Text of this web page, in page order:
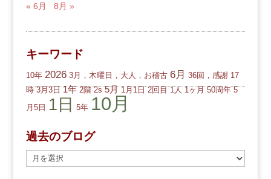
« 6月 8月 »
キーワード
10年 2026 3月，木曜日，大人，お稽古 6月 36回，感謝 17
時 3月3日 1年 2階 2s 5月 1月1日 2回目 1人 1ヶ月 50周年 5
月5日 1日 5年 10月
過去のブログ
去